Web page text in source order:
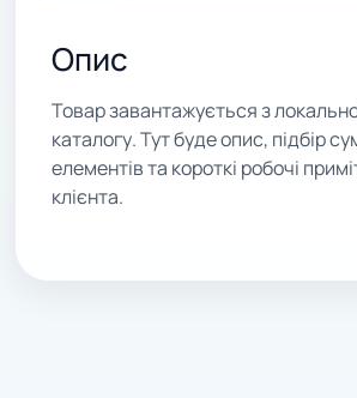
Опис
Товар завантажується з
каталогу. Тут буде опис, підбір
елементів та короткі робочі
клієнта.